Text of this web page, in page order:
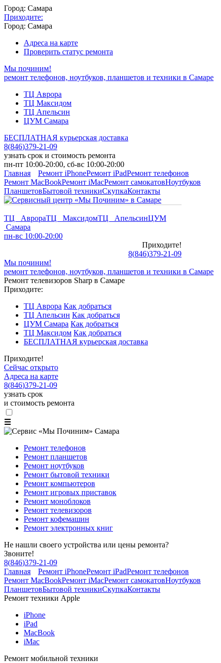
Город: Самара
Приходите:
Город: Самара
Адреса на карте
Проверить статус ремонта
Мы починим!
ремонт телефонов, ноутбуков, планшетов и техники в Самаре
ТЦ Аврора
ТЦ Максидом
ТЦ Апельсин
ЦУМ Самара
БЕСПЛАТНАЯ курьерская доставка
8(846)379-21-09
узнать срок и стоимость ремонта
пн-пт 10:00-20:00, сб-вс 10:00-20:00
Главная
Ремонт iPhoneРемонт iPadРемонт телефонов
Ремонт MacBookРемонт iMacРемонт самокатовНоутбуков
ПланшетовБытовой техникиСкупкаКонтакты
ТЦ АврораТЦ МаксидомТЦ АпельсинЦУМ
Самара
пн-вс 10:00-20:00
Приходите!
8(846)379-21-09
Мы починим!
ремонт телефонов, ноутбуков, планшетов и техники в Самаре
Ремонт телевизоров Sharp в Самаре
Приходите:
ТЦ Аврора Как добраться
ТЦ Апельсин Как добраться
ЦУМ Самара Как добраться
ТЦ Максидом Как добраться
БЕСПЛАТНАЯ курьерская доставка
Приходите!
Сейчас открыто
Адреса на карте
8(846)379-21-09
узнать срок
и стоимость ремонта
☰
Ремонт телефонов
Ремонт планшетов
Ремонт ноутбуков
Ремонт бытовой техники
Ремонт компьютеров
Ремонт игровых приставок
Ремонт моноблоков
Ремонт телевизоров
Ремонт кофемашин
Ремонт электронных книг
Не нашли своего устройства или цены ремонта?
Звоните!
8(846)379-21-09
Главная
Ремонт iPhoneРемонт iPadРемонт телефонов
Ремонт MacBookРемонт iMacРемонт самокатовНоутбуков
ПланшетовБытовой техникиСкупкаКонтакты
Ремонт техники Apple
iPhone
iPad
MacBook
iMac
Ремонт мобильной техники